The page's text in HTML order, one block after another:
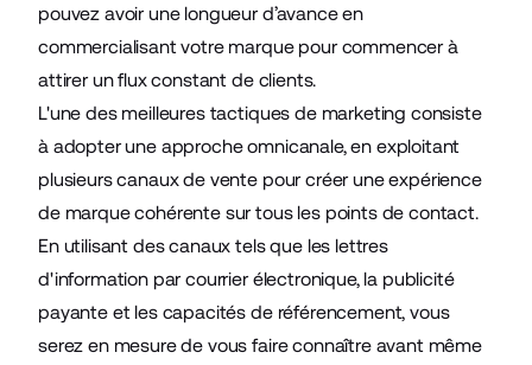
pouvez avoir une longueur d’avance en
commercialisant votre marque pour commencer à
attirer un flux constant de clients.
L'une des meilleures tactiques de marketing consiste
à adopter une approche omnicanale, en exploitant
plusieurs canaux de vente pour créer une expérience
de marque cohérente sur tous les points de contact.
En utilisant des canaux tels que les lettres
d'information par courrier électronique, la publicité
payante et les capacités de référencement, vous
serez en mesure de vous faire connaître avant même